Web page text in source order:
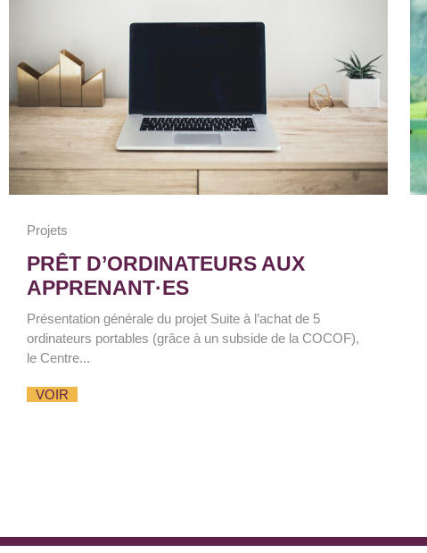
Projets
PRÊT D’ORDINATEURS AUX
APPRENANT·ES
Présentation générale du projet Suite à l’achat de 5
ordinateurs portables (grâce à un subside de la COCOF),
le Centre...
VOIR